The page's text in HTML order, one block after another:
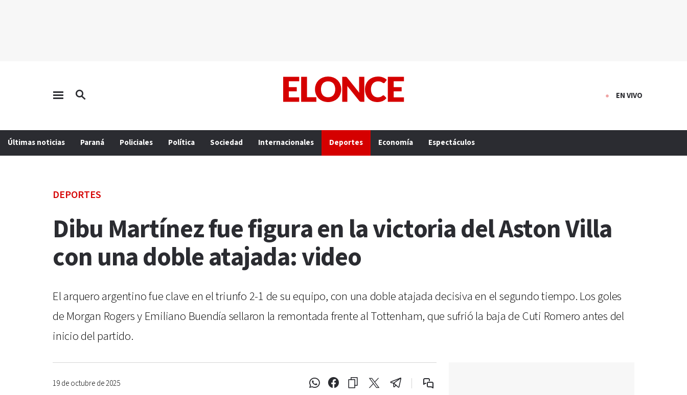
EN VIVO
Últimas noticias Paraná Policiales Política Sociedad Internacionales Deportes Economía Espectáculos
DEPORTES
Dibu Martínez fue figura en la victoria del Aston Villa
con una doble atajada: video
El arquero argentino fue clave en el triunfo 2-1 de su equipo, con una doble atajada decisiva en el segundo tiempo. Los goles
de Morgan Rogers y Emiliano Buendía sellaron la remontada frente al Tottenham, que sufrió la baja de Cuti Romero antes del
inicio del partido.
19 de octubre de 2025